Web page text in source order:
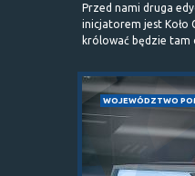
Przed nami druga
inicjatorem jest Koło
królować będzie tam
WOJEWÓDZTWO